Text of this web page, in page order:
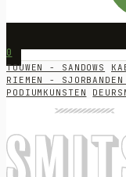
0
TOUWEN - SANDOWS
RIEMEN -
PODIUMKUNSTEN